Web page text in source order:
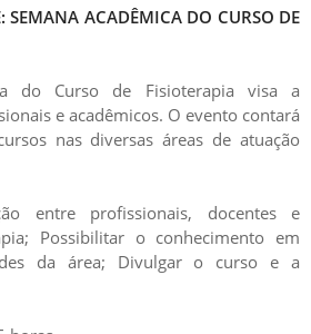
08 NOV
SEMANA ACADÊMICA DO CURSO DE
do Curso de Fisioterapia visa a
e acadêmicos. O evento contará
nas diversas áreas de atuação
entre profissionais, docentes e
Possibilitar o conhecimento em
da área; Divulgar o curso e a